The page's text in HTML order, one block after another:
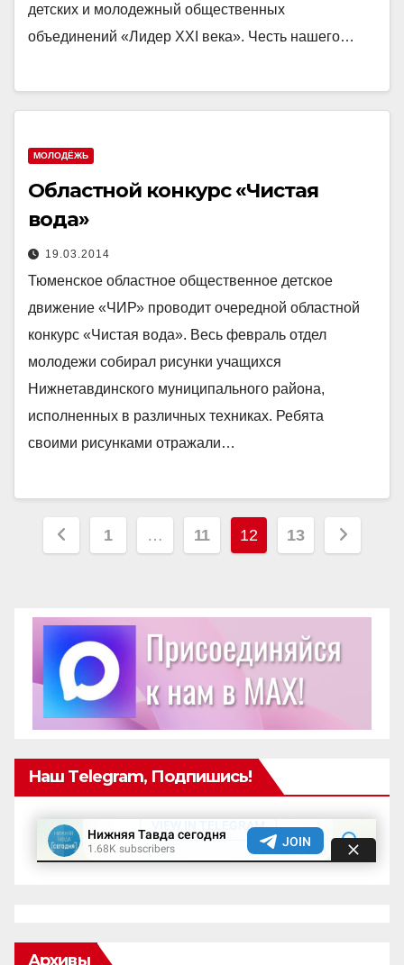
детских и молодежный общественных
объединений «Лидер XXI века». Честь нашего…
МОЛОДЁЖЬ
Областной конкурс «Чистая
вода»
19.03.2014
Тюменское областное общественное детское
движение «ЧИР» проводит очередной областной
конкурс «Чистая вода». Весь февраль отдел
молодежи собирал рисунки учащихся
Нижнетавдинского муниципального района,
исполненных в различных техниках. Ребята
своими рисунками отражали…
Пагинация
1 … 11 12 13
Наш Telegram, Подпишись!
Архивы